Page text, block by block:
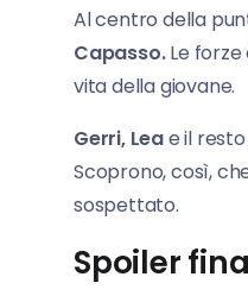
Al centro della
Capasso.Le forze
vita della giovane.
Gerri, Leae il
Scoprono, così,
sospettato.
Spoiler